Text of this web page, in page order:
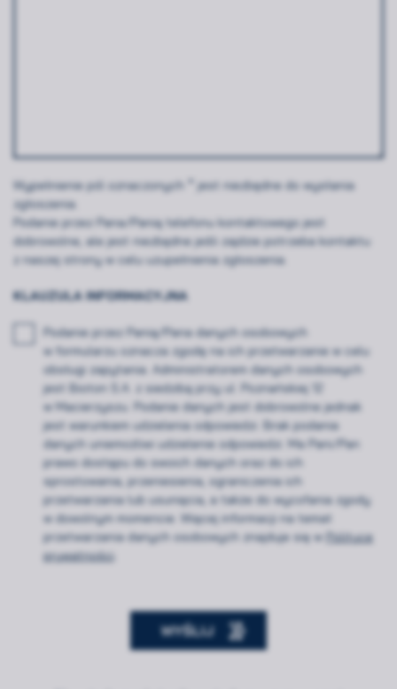
Wypełnienie pól oznaczonych * jest niezbędne do wysłania
zgłoszenia.
Podanie przez Pana/Panią telefonu kontaktowego jest
dobrowolne, ale jest niezbędne jeśli zajdzie potrzeba kontaktu
z naszej strony w celu uzupełnienia zgłoszenia.
KLAUZULA INFORMACYJNA
Podanie przez Panią/Pana danych osobowych
w formularzu oznacza zgodę na ich przetwarzanie w celu
obsługi zapytania. Administratorem danych osobowych
jest Bioton S.A. z siedzibą przy ul. Poznańskiej 12
w Macierzyszu. Podanie danych jest dobrowolne jednak
jest warunkiem udzielenia odpowiedzi. Brak podania
danych uniemożliwi udzielenie odpowiedzi. Ma Pani/Pan
prawo dostępu do swoich danych oraz do ich
sprostowania, przeniesienia, ograniczenia ich
przetwarzania lub usunięcia, a także do wycofania zgody
w dowolnym momencie. Więcej informacji na temat
przetwarzania danych osobowych znajduje się w Polityce
prywatności